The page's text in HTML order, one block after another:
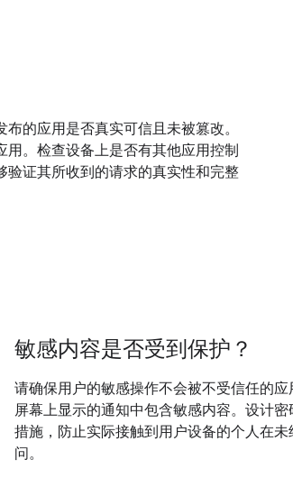
的应用是否真实可信且未被篡改。
。检查设备上是否有其他应用控制
证其所收到的请求的真实性和完整
敏感内容是否受到保护？
请确保用户的敏感操作不会被不受信任的
屏幕上显示的通知中包含敏感内容。设计
措施，防止实际接触到用户设备的个人在
问。